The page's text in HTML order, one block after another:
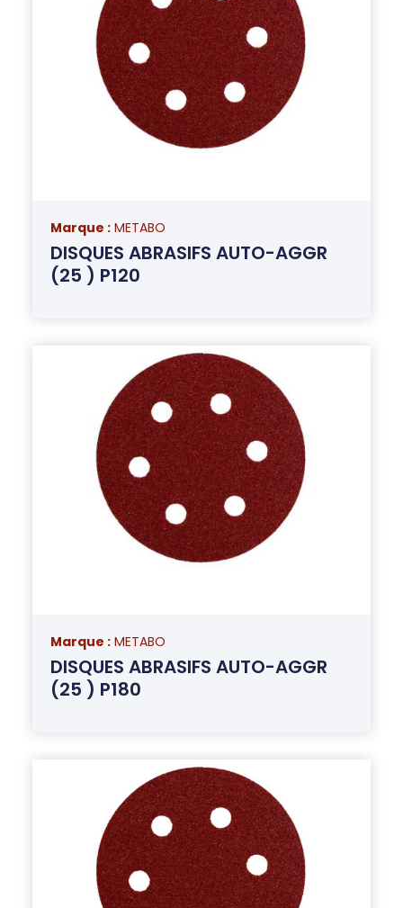
Marque : METABO
DISQUES ABRASIFS AUTO-AGGR
(25 ) P120
Marque : METABO
DISQUES ABRASIFS AUTO-AGGR
(25 ) P180